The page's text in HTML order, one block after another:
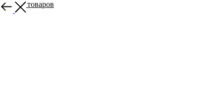
Больше товаров